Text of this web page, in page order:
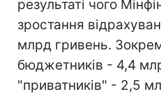
результаті чого
зростання
млрд гривень.
бюджетників - 4,4
"приватників" - 2,5